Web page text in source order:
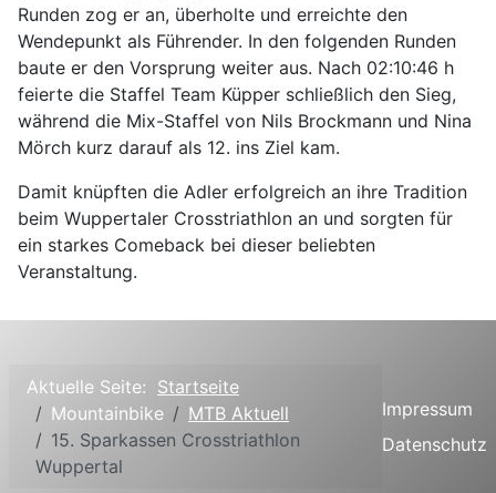
Runden zog er an, überholte und erreichte den
Wendepunkt als Führender. In den folgenden Runden
baute er den Vorsprung weiter aus. Nach 02:10:46 h
feierte die Staffel Team Küpper schließlich den Sieg,
während die Mix-Staffel von Nils Brockmann und Nina
Mörch kurz darauf als 12. ins Ziel kam.
Damit knüpften die Adler erfolgreich an ihre Tradition
beim Wuppertaler Crosstriathlon an und sorgten für
ein starkes Comeback bei dieser beliebten
Veranstaltung.
Aktuelle Seite: Startseite
Mountainbike
MTB Aktuell
15. Sparkassen Crosstriathlon
Wuppertal
Impressum
Datenschutz